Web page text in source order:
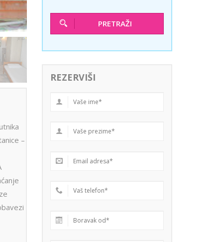
–
PRETRAŽI
REZERVIŠI